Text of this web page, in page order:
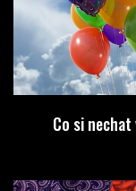
Co si